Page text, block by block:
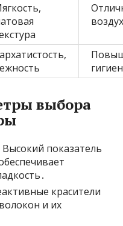
выбора
показатель
красители
и их